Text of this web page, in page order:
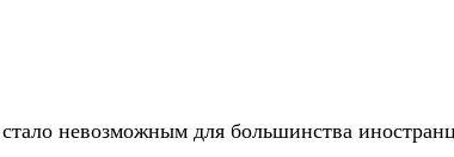
невозможным для большинства